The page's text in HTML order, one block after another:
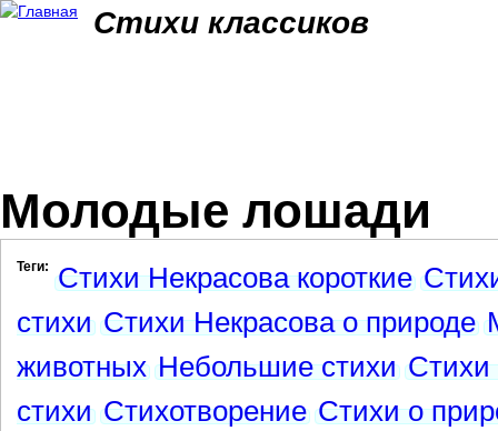
Стихи классиков
Молодые лошади
Теги: Стихи Некрасова короткие
стихи Стихи Некрасова о природе
животных Небольшие стихи Стихи
стихи Стихотворение Стихи о